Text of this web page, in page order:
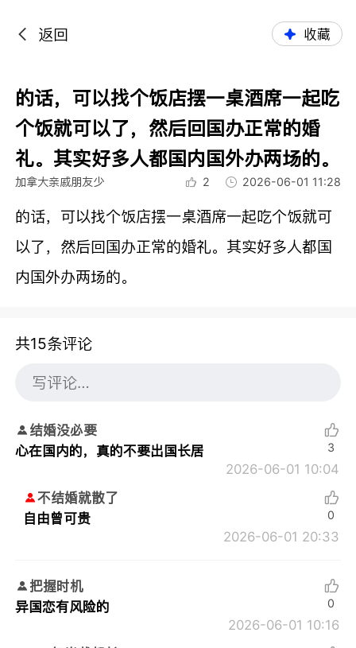
返回 收藏
的话，可以找个饭店摆一桌酒席一起吃
个饭就可以了，然后回国办正常的婚
礼。其实好多人都国内国外办两场的。
加拿大亲戚朋友少 2 2026-06-01 11:28
的话，可以找个饭店摆一桌酒席一起吃个饭就可
以了，然后回国办正常的婚礼。其实好多人都国
内国外办两场的。
共15条评论
结婚没必要
心在国内的，真的不要出国长居
2026-06-01 10:04
3
不结婚就散了
自由曾可贵
2026-06-01 20:33
0
把握时机
异国恋有风险的
2026-06-01 10:16
0